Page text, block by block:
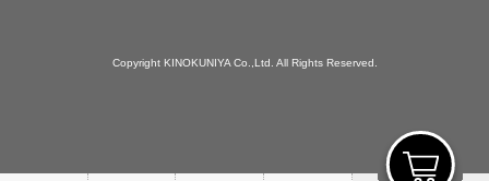
Copyright KINOKUNIYA Co.,Ltd. All Rights Reserved.